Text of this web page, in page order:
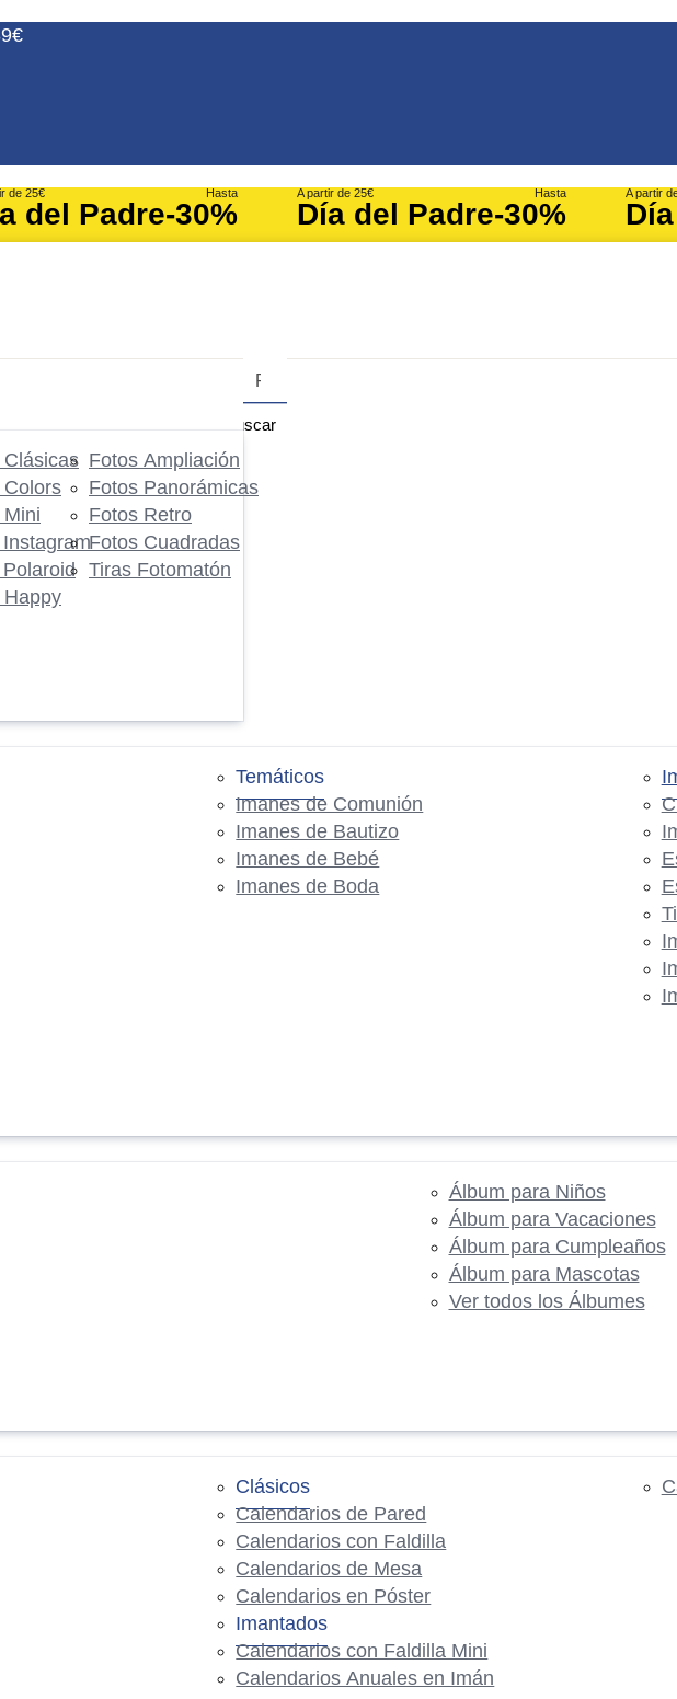
de 25€
del Padre
Hasta
-30%
A partir de 25€
Día del Padre
Hasta
-30%
A partir
Buscar
Clásicas
Colors
Mini
Happy
Fotos Ampliación
Fotos Panorámicas
Fotos Retro
Fotos Cuadradas
Tiras Fotomatón
Temáticos
Imanes de Comunión
Imanes de Bautizo
Imanes de Bebé
Imanes de Boda
Álbum para Niños
Álbum para Vacaciones
Álbum para Cumpleaños
Álbum para Mascotas
Ver todos los Álbumes
Clásicos
Calendarios de Pared
Calendarios con Faldilla
Calendarios de Mesa
Calendarios en Póster
Imantados
Calendarios con Faldilla Mini
Calendarios Anuales en Imán